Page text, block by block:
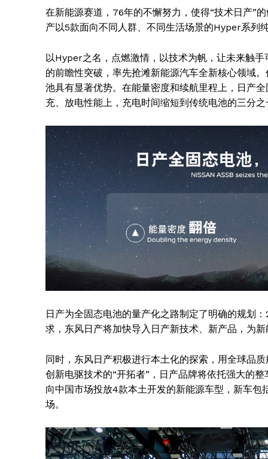
在新能源赛道，76年的不懈努力，使得“技术日产”
产以5款面向不同人群、不同生活场景的Hyper系列
以Hyper之名，点燃激情，以技术为帆，让未来触
的前瞻性突破，率先抢滩新能源汽车全新核心领域
池具有显著优势。在能量密度和续航里程上，日产
充、放电性能上，充电时间缩短到传统电池的三分
日产为全固态电池的量产化之路制定了明确的规划
求，东风日产将加快导入日产新技术、新产品，为
同时，东风日产积极进行本土化的探索，用全球品
创新电驱技术的“开拓者”，日产品牌将依托强大的
向中国市场投放4款本土开发的新能源车型，新车
场。